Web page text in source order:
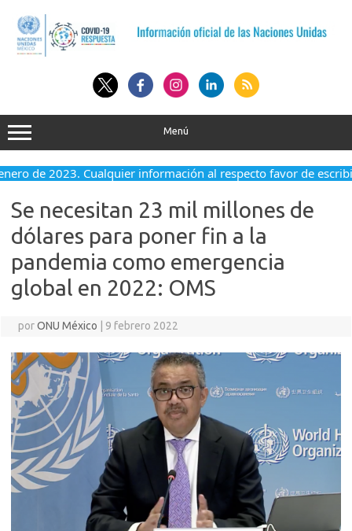
contenido
Menú
de 2023. Cualquier información al respecto favor de escribir
Se necesitan 23 mil millones de
dólares para poner fin a la
pandemia como emergencia
global en 2022: OMS
porONU México 9 febrero 2022